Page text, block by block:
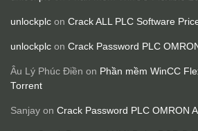
unlockplc on Crack ALL PLC Software
unlockplc on Crack Password PLC
Âu Lý Phúc Điền on Phần mềm WinCC
Torrent
Sanjay on Crack Password PLC OMRON